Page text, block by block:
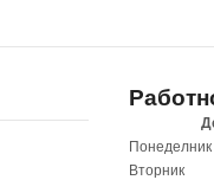
Понеделник
Вторник